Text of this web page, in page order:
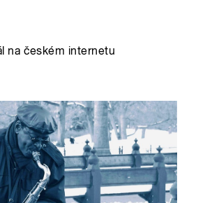
na českém internetu